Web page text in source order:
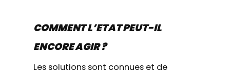
COMMENT L’ETAT PEUT-IL
ENCORE AGIR ?
Les solutions sont connues et de